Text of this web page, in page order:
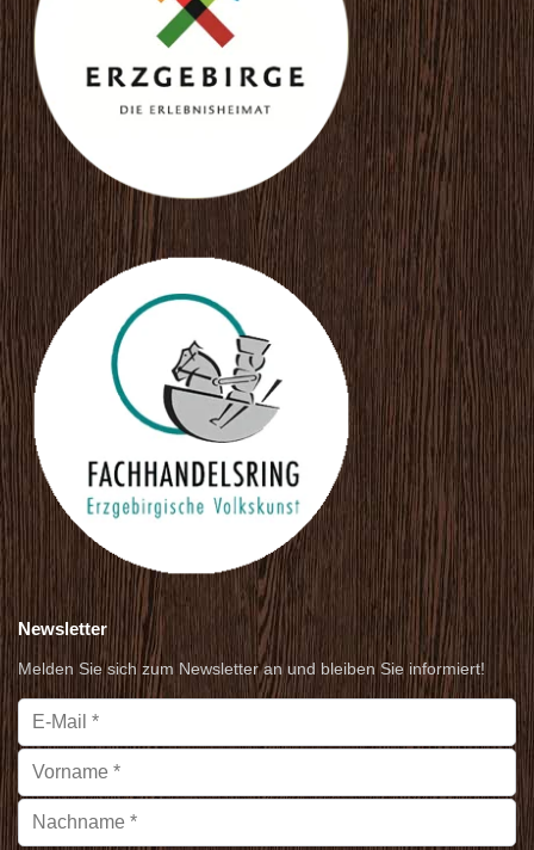
Newsletter
Melden Sie sich zum Newsletter an und bleiben Sie informiert!